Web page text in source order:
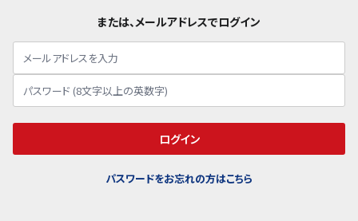
または、メールアドレスでログイン
ログイン
パスワードをお忘れの方はこちら